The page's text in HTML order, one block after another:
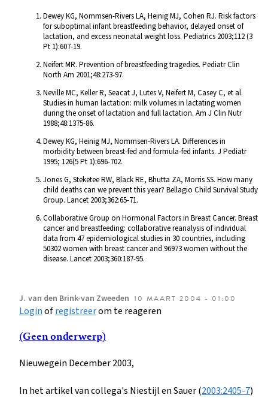
Dewey KG, Nommsen-Rivers LA, Heinig MJ, Cohen RJ. Risk factors
for suboptimal infant breastfeeding behavior, delayed onset of
lactation, and excess neonatal weight loss. Pediatrics 2003;112 (3
Pt 1):607-19.
Neifert MR. Prevention of breastfeeding tragedies. Pediatr Clin
North Am 2001;48:273-97.
Neville MC, Keller R, Seacat J, Lutes V, Neifert M, Casey C, et al.
Studies in human lactation: milk volumes in lactating women
during the onset of lactation and full lactation. Am J Clin Nutr
1988;48:1375-86.
Dewey KG, Heinig MJ, Nommsen-Rivers LA. Differences in
morbidity between breast-fed and formula-fed infants. J Pediatr
1995; 126(5 Pt 1):696-702.
Jones G, Steketee RW, Black RE, Bhutta ZA, Morris SS. How many
child deaths can we prevent this year? Bellagio Child Survival Study
Group. Lancet 2003;362:65-71.
Collaborative Group on Hormonal Factors in Breast Cancer. Breast
cancer and breastfeeding: collaborative reanalysis of individual
data from 47 epidemiological studies in 30 countries, including
50302 women with breast cancer and 96973 women without the
disease. Lancet 2003;360:187-95.
J. van den Brink-van Zweeden 10 MAART 2004 - 01:00
Loginofregistreerom te reageren
(Geen onderwerp)
Nieuwegein December 2003,
In het artikel van collega's Niestijl en Sauer (2003:2405-7)